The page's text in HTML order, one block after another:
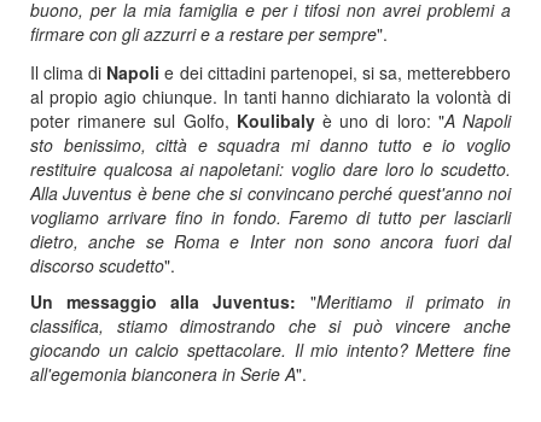
buono, per la mia famiglia e per i tifosi non avrei problemi a
firmare con gli azzurri e a restare per sempre".
Il clima di Napoli e dei cittadini partenopei, si sa, metterebbero
al propio agio chiunque. In tanti hanno dichiarato la volontà di
poter rimanere sul Golfo, Koulibalyè uno di loro: "A Napoli
sto benissimo, città e squadra mi danno tutto e io voglio
restituire qualcosa ai napoletani: voglio dare loro lo scudetto.
Alla Juventus è bene che si convincano perché quest'anno noi
vogliamo arrivare fino in fondo. Faremo di tutto per lasciarli
dietro, anche se Roma e Inter non sono ancora fuori dal
discorso scudetto".
Un messaggio alla Juventus: "Meritiamo il primato in
classifica, stiamo dimostrando che si può vincere anche
giocando un calcio spettacolare. Il mio intento? Mettere fine
all'egemonia bianconera in Serie A".